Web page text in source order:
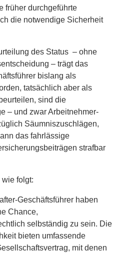
früher durchgeführte
die notwendige Sicherheit
des Status – ohne
– trägt das
bislang als
tatsächlich aber als
sind die
– und zwar Arbeitnehmer-
Säumniszuschlägen,
das fahrlässige
strafbar
folgt:
Geschäftsführer haben
Chance,
selbständig zu sein. Die
bieten umfassende
mit denen